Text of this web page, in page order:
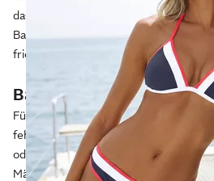
das die Nässe nach dem Baden
Bademantel wärmen, damit du nach
frierst.
Bademode: Das solltest
Für den Urlaub oder für das
fehlen. Während Frauen zum Beispiel
oder auch formgebenden
Männer die Wahl zwischen